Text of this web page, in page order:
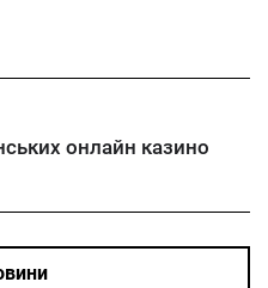
онлайн казино